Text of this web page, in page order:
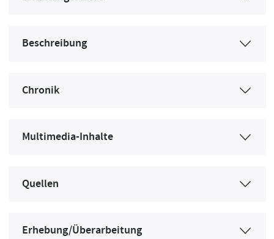
Beschreibung
Chronik
Multimedia-Inhalte
Quellen
Erhebung/Überarbeitung